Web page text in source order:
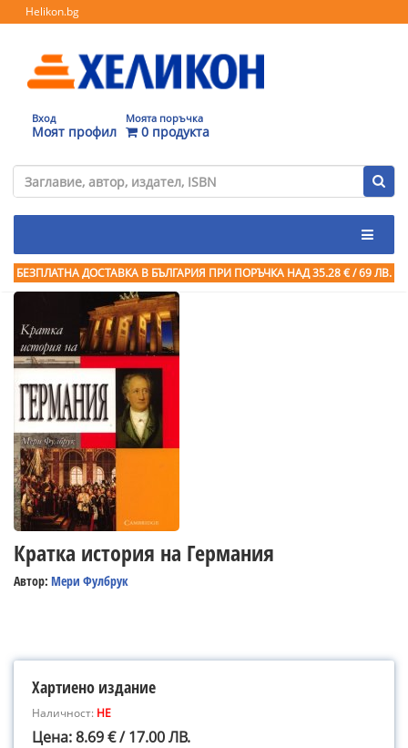
Helikon.bg
Вход
Моят профил
Моята поръчка
0 продукта
БЕЗПЛАТНА ДОСТАВКА В БЪЛГАРИЯ ПРИ ПОРЪЧКА НАД 35.28 € / 69 ЛВ.
Кратка история на Германия
Автор: Мери Фулбрук
Хартиено издание
Наличност: НЕ
Цена: 8.69 € / 17.00 ЛВ.